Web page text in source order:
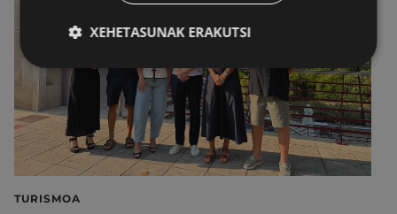
TURISMOA
XEHETASUNAK ERAKUTSI